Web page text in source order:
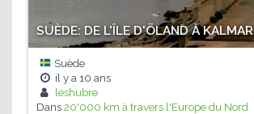
SUÈDE: DE L'ÎLE D'ÖLAND À KALMAR
Suède
il y a 10 ans
leshubre
Dans20'000 km à travers l'Europe du Nord